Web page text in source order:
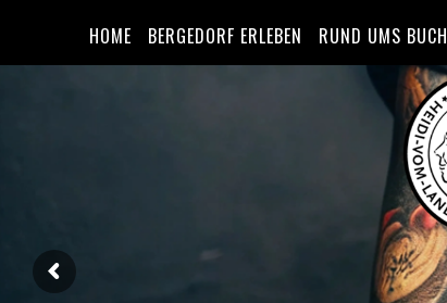
HOME BERGEDORF ERLEBEN RUND UMS BUCH